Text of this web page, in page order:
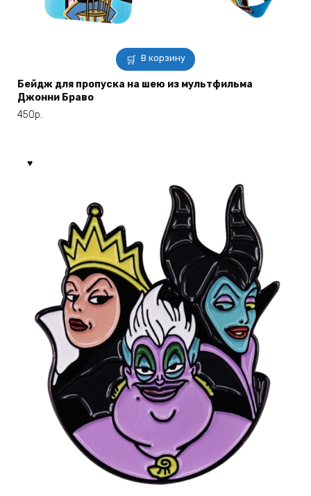
В корзину
Бейдж для пропуска на шею из мультфильма
Джонни Браво
450р.